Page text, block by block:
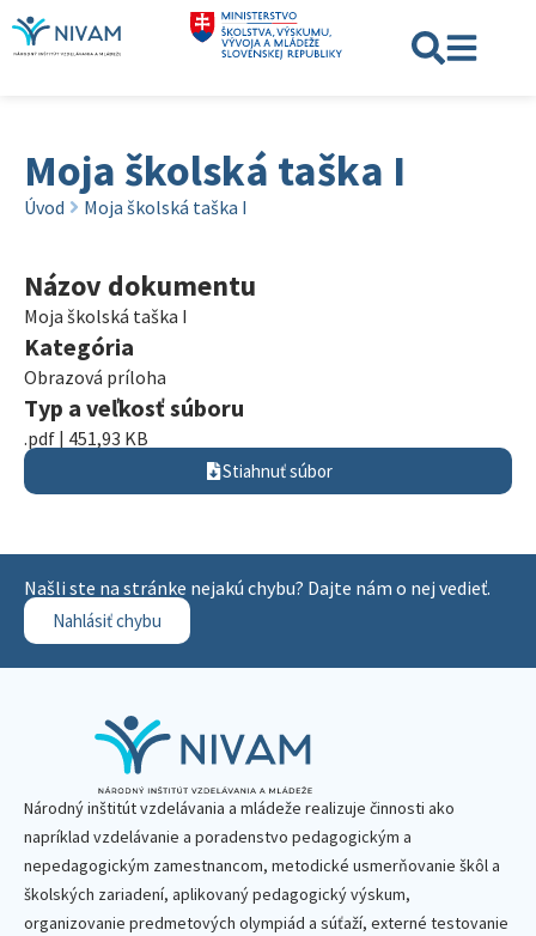
Moja školská taška I
Úvod Moja školská taška I
Názov dokumentu
Moja školská taška I
Kategória
Obrazová príloha
Typ a veľkosť súboru
.pdf | 451,93 KB
Stiahnuť súbor
Našli ste na stránke nejakú chybu? Dajte nám o nej vedieť.
Nahlásiť chybu
Národný inštitút vzdelávania a mládeže realizuje činnosti ako
napríklad vzdelávanie a poradenstvo pedagogickým a
nepedagogickým zamestnancom, metodické usmerňovanie škôl a
školských zariadení, aplikovaný pedagogický výskum,
organizovanie predmetových olympiád a súťaží, externé testovanie